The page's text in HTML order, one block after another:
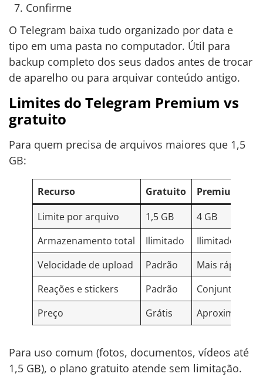
Confirme
O Telegram baixa tudo organizado por data e
tipo em uma pasta no computador. Útil para
backup completo dos seus dados antes de trocar
de aparelho ou para arquivar conteúdo antigo.
Limites do Telegram Premium vs
gratuito
Para quem precisa de arquivos maiores que 1,5
GB:
Recurso Gratuito
Premium
Limite por arquivo
1,5 GB
4 GB
Armazenamento total
Ilimitado
Ilimitado
Velocidade de upload
Padrão
Mais rápida
Reações e stickers
Padrão
Conjuntos
Preço
Grátis
Para uso comum (fotos, documentos, vídeos até
1,5 GB), o plano gratuito atende sem limitação.